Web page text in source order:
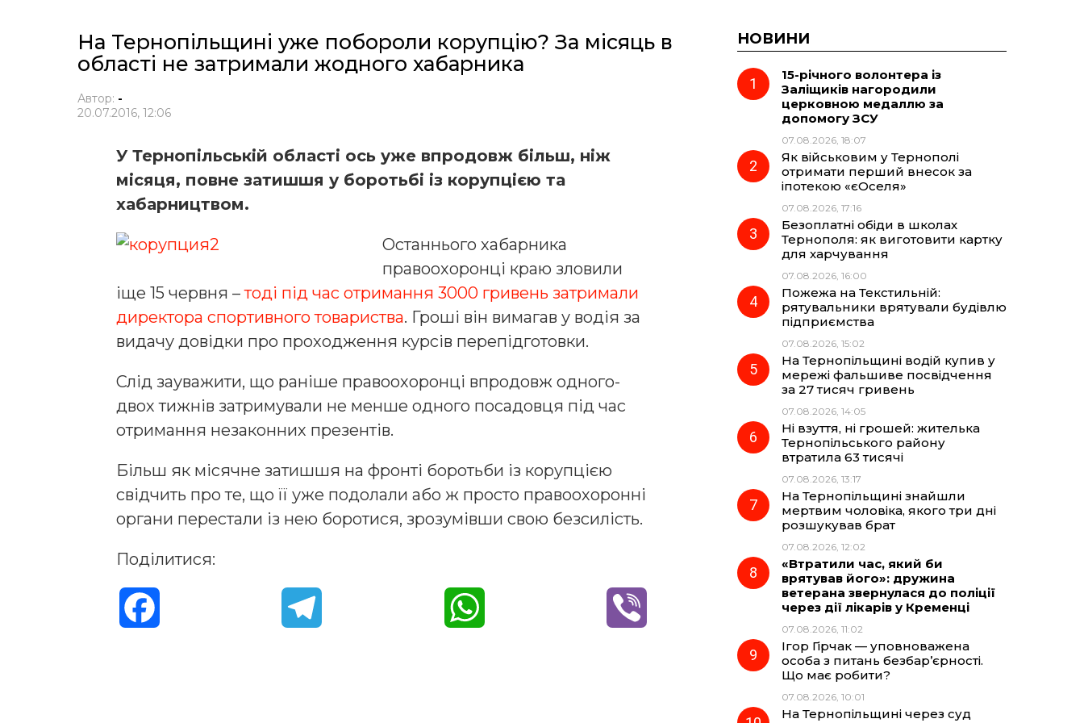
На Тернопільщині уже побороли корупцію? За місяць в
області не затримали жодного хабарника
Автор: -
20.07.2016, 12:06
У Тернопільській області ось уже впродовж більш, ніж
місяця, повне затишшя у боротьбі із корупцією та
хабарництвом.
Останнього хабарника
правоохоронці краю зловили
іще 15 червня –тоді під час отримання 3000 гривень затримали
директора спортивного товариства. Гроші він вимагав у водія за
видачу довідки про проходження курсів перепідготовки.
Слід зауважити, що раніше правоохоронці впродовж одного-
двох тижнів затримували не менше одного посадовця під час
отримання незаконних презентів.
Більш як місячне затишшя на фронті боротьби із корупцією
свідчить про те, що її уже подолали або ж просто правоохоронні
органи перестали із нею боротися, зрозумівши свою безсилість.
Поділитися:
НОВИНИ
15-річного волонтера із
Заліщиків нагородили
церковною медаллю за
допомогу ЗСУ
07.08.2026, 18:07
Як військовим у Тернополі
отримати перший внесок за
іпотекою «єОселя»
07.08.2026, 17:16
Безоплатні обіди в школах
Тернополя: як виготовити картку
для харчування
07.08.2026, 16:00
Пожежа на Текстильній:
рятувальники врятували будівлю
підприємства
07.08.2026, 15:02
На Тернопільщині водій купив у
мережі фальшиве посвідчення
за 27 тисяч гривень
07.08.2026, 14:05
Ні взуття, ні грошей: жителька
Тернопільського району
втратила 63 тисячі
07.08.2026, 13:17
На Тернопільщині знайшли
мертвим чоловіка, якого три дні
розшукував брат
07.08.2026, 12:02
«Втратили час, який би
врятував його»: дружина
ветерана звернулася до поліції
через дії лікарів у Кременці
07.08.2026, 11:02
Ігор Гірчак — уповноважена
особа з питань безбар’єрності.
Що має робити?
07.08.2026, 10:01
На Тернопільщині через суд